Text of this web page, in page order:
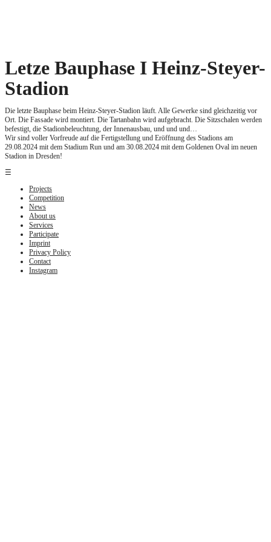
Letze Bauphase I Heinz-Steyer-
Stadion
Die letzte Bauphase beim Heinz-Steyer-Stadion läuft. Alle Gewerke sind gleichzeitig vor
Ort. Die Fassade wird montiert. Die Tartanbahn wird aufgebracht. Die Sitzschalen werden
befestigt, die Stadionbeleuchtung, der Innenausbau, und und und…
Wir sind voller Vorfreude auf die Fertigstellung und Eröffnung des Stadions am
29.08.2024 mit dem Stadium Run und am 30.08.2024 mit dem Goldenen Oval im neuen
Stadion in Dresden!
☰
Projects
Competition
News
About us
Services
Participate
Imprint
Privacy Policy
Contact
Instagram